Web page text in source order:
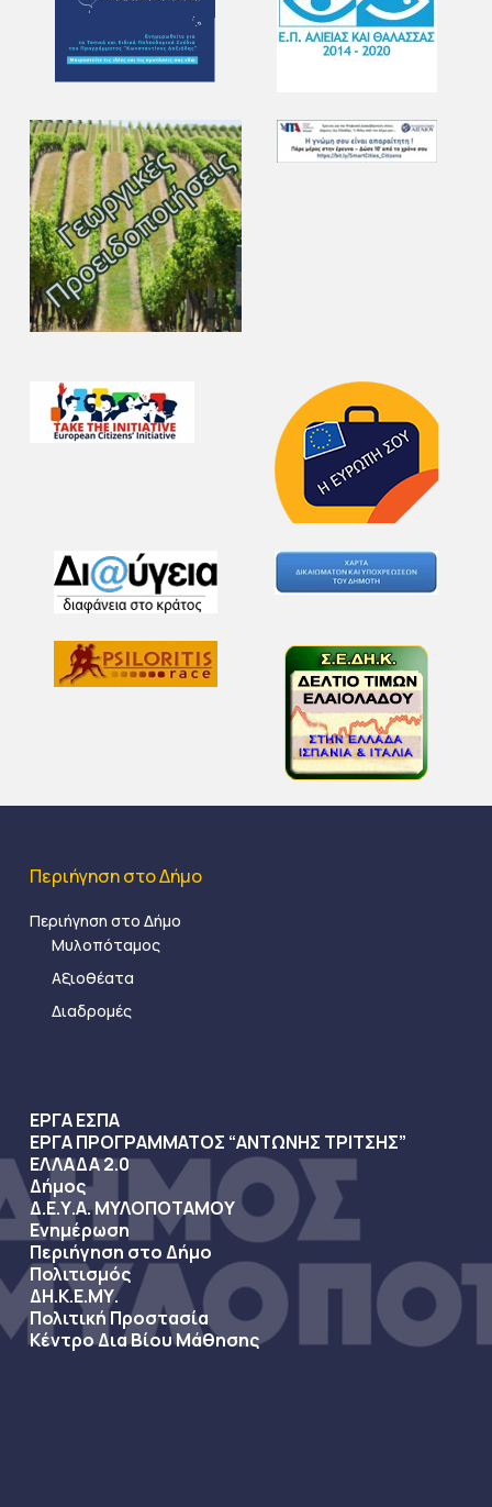
Περιήγηση στο Δήμο
Περιήγηση στο Δήμο
Μυλοπόταμος
Αξιοθέατα
Διαδρομές
ΕΡΓΑ ΕΣΠΑ
ΕΡΓΑ ΠΡΟΓΡΑΜΜΑΤΟΣ “ΑΝΤΩΝΗΣ ΤΡΙΤΣΗΣ”
ΕΛΛΑΔΑ 2.0
Δήμος
Δ.Ε.Υ.Α. ΜΥΛΟΠΟΤΑΜΟΥ
Ενημέρωση
Περιήγηση στο Δήμο
Πολιτισμός
ΔΗ.Κ.Ε.ΜΥ.
Πολιτική Προστασία
Κέντρο Δια Βίου Μάθησης